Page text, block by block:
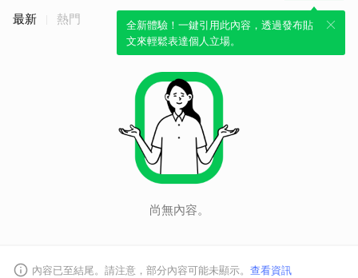
全新體驗！一鍵引用此內容，透過發布貼
文來輕鬆表達個人立場。
最新 熱門
尚無內容。
內容已至結尾。請注意，部分內容可能未顯示。 查看資訊